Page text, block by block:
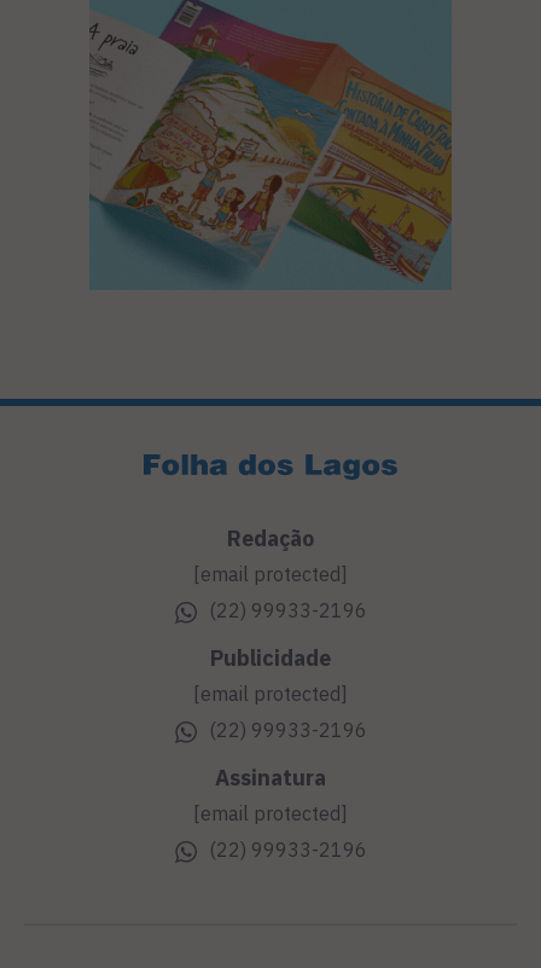
Redação
[email protected]
(22) 99933-2196
Publicidade
[email protected]
(22) 99933-2196
Assinatura
[email protected]
(22) 99933-2196